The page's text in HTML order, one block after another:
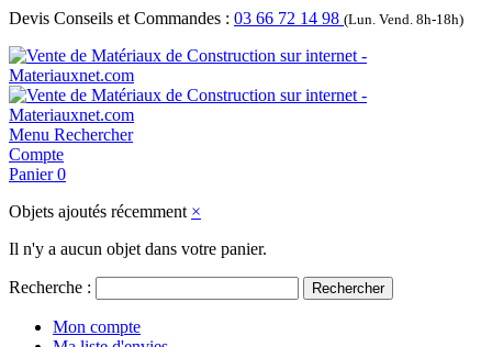
Devis Conseils et Commandes : 03 66 72 14 98 (Lun. Vend. 8h-18h)
Menu Rechercher
Compte
Panier 0
Objets ajoutés récemment ×
Il n'y a aucun objet dans votre panier.
Recherche : Rechercher
Mon compte